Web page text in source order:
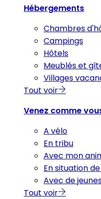
Hébergements
Chambres
Campings
Hôtels
Meublés et
Villages
Tout voir
Venez comme
A vélo
En tribu
Avec mon
En situation
Avec de
Tout voir